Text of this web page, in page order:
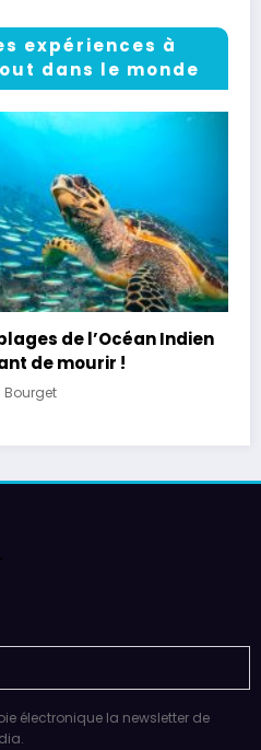
expériences à
dans le monde
de l’Océan Indien
de mourir !
Bourget
électronique la newsletter de